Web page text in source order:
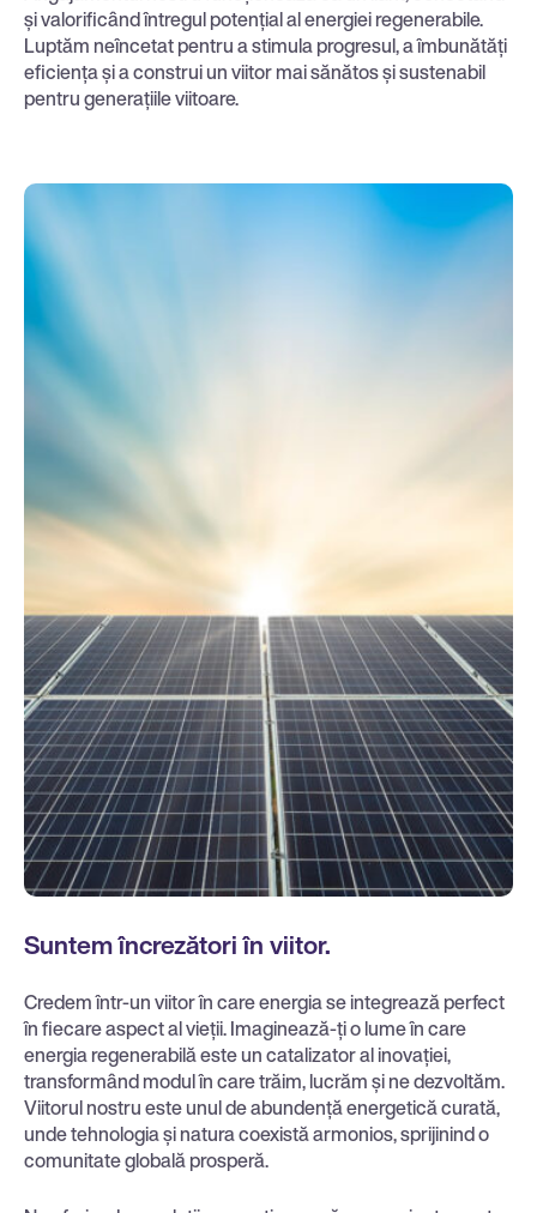
și valorificând întregul potențial al energiei regenerabile.
Luptăm neîncetat pentru a stimula progresul, a îmbunătăți
eficiența și a construi un viitor mai sănătos și sustenabil
pentru generațiile viitoare.
Suntem încrezători în viitor.
Credem într-un viitor în care energia se integrează perfect
în fiecare aspect al vieții. Imaginează-ți o lume în care
energia regenerabilă este un catalizator al inovației,
transformând modul în care trăim, lucrăm și ne dezvoltăm.
Viitorul nostru este unul de abundență energetică curată,
unde tehnologia și natura coexistă armonios, sprijinind o
comunitate globală prosperă.